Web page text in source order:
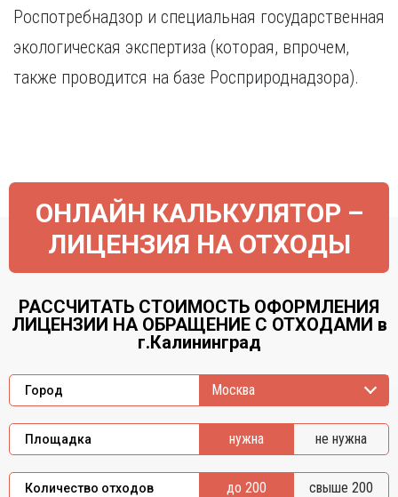
Роспотребнадзор и специальная государственная
экологическая экспертиза (которая, впрочем,
также проводится на базе Росприроднадзора).
ОНЛАЙН КАЛЬКУЛЯТОР –
ЛИЦЕНЗИЯ НА ОТХОДЫ
РАССЧИТАТЬ СТОИМОСТЬ ОФОРМЛЕНИЯ
ЛИЦЕНЗИИ НА ОБРАЩЕНИЕ С ОТХОДАМИ в
г.Калининград
Город Москва
Площадка нужна не нужна
Количество отходов до 200 свыше 200